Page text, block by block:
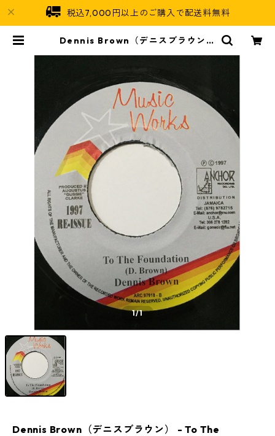
税込7,000円以上のご購入で配送料無料
Dennis Brown（デニスブラウン）
1/1
Dennis Brown（デニスブラウン） - To The